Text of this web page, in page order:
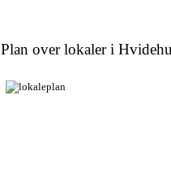
Plan over lokaler i